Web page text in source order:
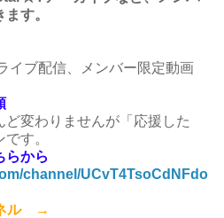
す。
イブ配信、メンバー限定動画
変わりませんが「応援した
す。
らから
channel/UCvT4TsoCdNFdo
ネル →